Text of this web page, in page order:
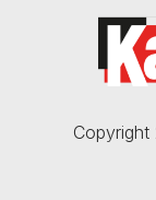
Copyright